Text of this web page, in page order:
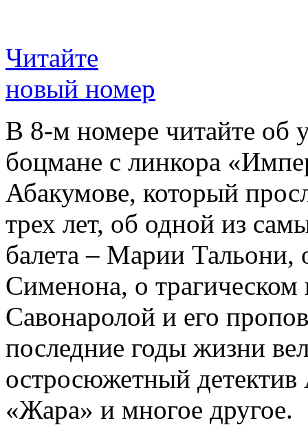
Читайте
новый номер
В 8-м номере читайте об
боцмане с линкора
Абакумове, который
трех лет, об одной из
балета – Марии
Сименона, о трагическом
Савонаролой и его
последние годы жизни
остросюжетный детектив
«Жара» и многое другое.